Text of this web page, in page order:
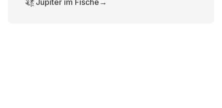
Jupiter im Fische →